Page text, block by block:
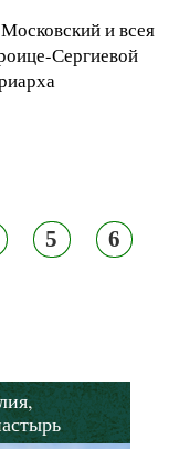
и всея
Сергиевой
5 6